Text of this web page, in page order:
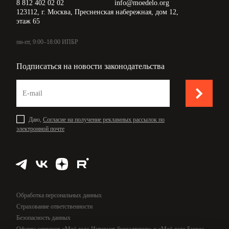
8 812 402 02 02
info@moedelo.org
123112, г. Москва, Пресненская набережная, дом 12,
этаж 65
пн-пт, 9:00–18:00 ИПБР
Подписаться на новости законодательства
Даю, Согласие на получение рекламных рассылок по
электронной почте
Обработка персональных данных
Страхование ответственности
Безопасность данных